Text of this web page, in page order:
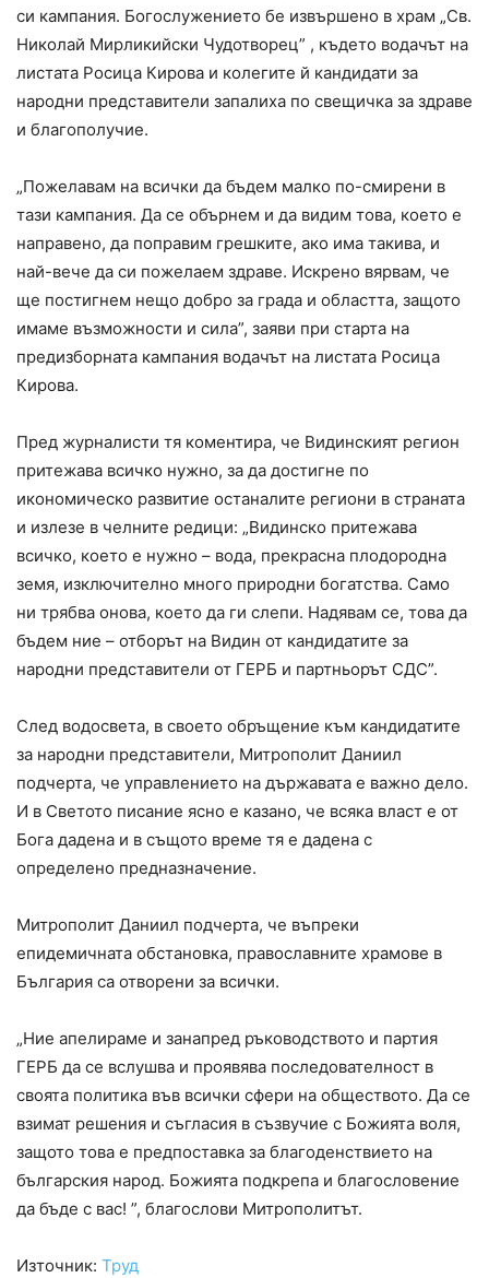
си кампания. Богослужението бе извършено в храм „Св.
Николай Мирликийски Чудотворец” , където водачът на
листата Росица Кирова и колегите й кандидати за
народни представители запалиха по свещичка за здраве
и благополучие.
„Пожелавам на всички да бъдем малко по-смирени в
тази кампания. Да се обърнем и да видим това, което е
направено, да поправим грешките, ако има такива, и
най-вече да си пожелаем здраве. Искрено вярвам, че
ще постигнем нещо добро за града и областта, защото
имаме възможности и сила”, заяви при старта на
предизборната кампания водачът на листата Росица
Кирова.
Пред журналисти тя коментира, че Видинският регион
притежава всичко нужно, за да достигне по
икономическо развитие останалите региони в страната
и излезе в челните редици: „Видинско притежава
всичко, което е нужно – вода, прекрасна плодородна
земя, изключително много природни богатства. Само
ни трябва онова, което да ги слепи. Надявам се, това да
бъдем ние – отборът на Видин от кандидатите за
народни представители от ГЕРБ и партньорът СДС”.
След водосвета, в своето обръщение към кандидатите
за народни представители, Митрополит Даниил
подчерта, че управлението на държавата е важно дело.
И в Светото писание ясно е казано, че всяка власт е от
Бога дадена и в същото време тя е дадена с
определено предназначение.
Митрополит Даниил подчерта, че въпреки
епидемичната обстановка, православните храмове в
България са отворени за всички.
„Ние апелираме и занапред ръководството и партия
ГЕРБ да се вслушва и проявява последователност в
своята политика във всички сфери на обществото. Да се
взимат решения и съгласия в съзвучие с Божията воля,
защото това е предпоставка за благоденствието на
българския народ. Божията подкрепа и благословение
да бъде с вас! ”, благослови Митрополитът.
Източник: Труд